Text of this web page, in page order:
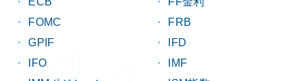
FOMC
FRB
GPIF
IFD
IFO
IMF